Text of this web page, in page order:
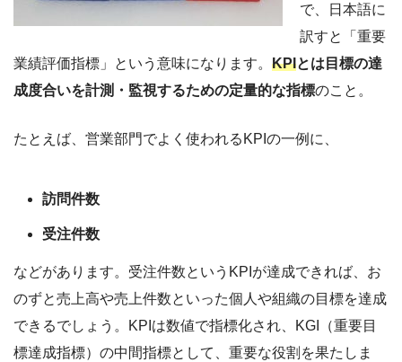
で、日本語に
訳すと「重要
業績評価指標」という意味になります。 KPIとは目標の達
成度合いを計測・監視するための定量的な指標のこと。
たとえば、営業部門でよく使われるKPIの一例に、
訪問件数
受注件数
などがあります。受注件数というKPIが達成できれば、お
のずと売上高や売上件数といった個人や組織の目標を達成
できるでしょう。KPIは数値で指標化され、KGI（重要目
標達成指標）の中間指標として、重要な役割を果たしま